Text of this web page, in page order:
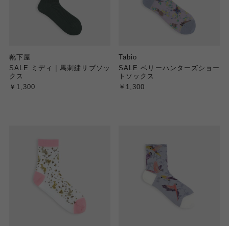
靴下屋
SALE ミディ | 馬刺繍リブソッ
クス
￥1,300
Tabio
SALE ベリーハンターズショー
トソックス
￥1,300